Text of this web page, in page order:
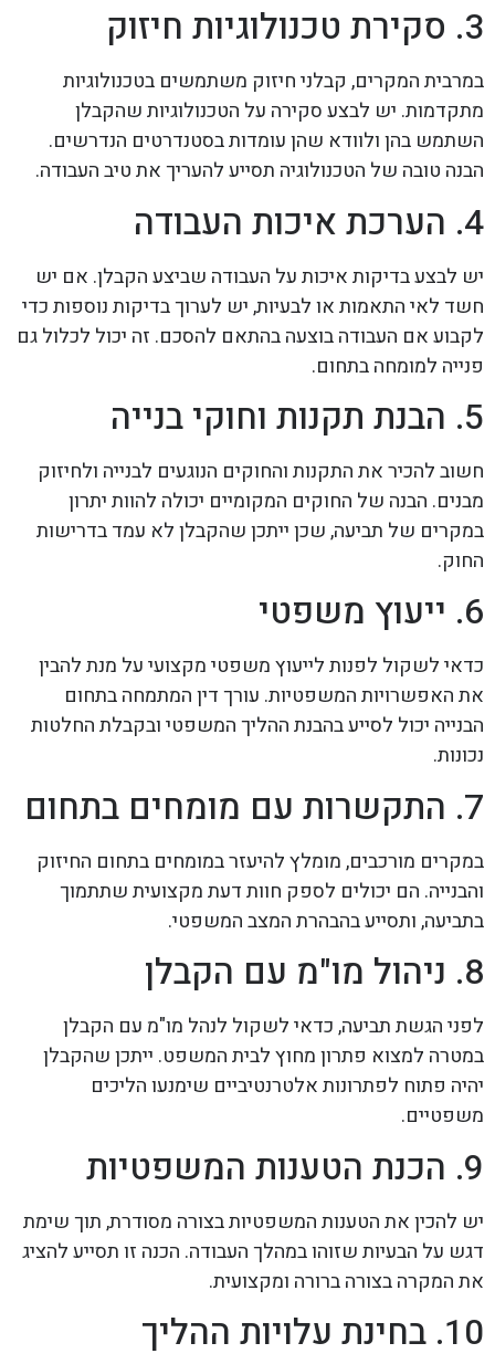
3. סקירת טכנולוגיות חיזוק
במרבית המקרים, קבלני חיזוק משתמשים בטכנולוגיות
מתקדמות. יש לבצע סקירה על הטכנולוגיות שהקבלן
השתמש בהן ולוודא שהן עומדות בסטנדרטים הנדרשים.
הבנה טובה של הטכנולוגיה תסייע להעריך את טיב העבודה.
4. הערכת איכות העבודה
יש לבצע בדיקות איכות על העבודה שביצע הקבלן. אם יש
חשד לאי התאמות או לבעיות, יש לערוך בדיקות נוספות כדי
לקבוע אם העבודה בוצעה בהתאם להסכם. זה יכול לכלול גם
פנייה למומחה בתחום.
5. הבנת תקנות וחוקי בנייה
חשוב להכיר את התקנות והחוקים הנוגעים לבנייה ולחיזוק
מבנים. הבנה של החוקים המקומיים יכולה להוות יתרון
במקרים של תביעה, שכן ייתכן שהקבלן לא עמד בדרישות
החוק.
6. ייעוץ משפטי
כדאי לשקול לפנות לייעוץ משפטי מקצועי על מנת להבין
את האפשרויות המשפטיות. עורך דין המתמחה בתחום
הבנייה יכול לסייע בהבנת ההליך המשפטי ובקבלת החלטות
נכונות.
7. התקשרות עם מומחים בתחום
במקרים מורכבים, מומלץ להיעזר במומחים בתחום החיזוק
והבנייה. הם יכולים לספק חוות דעת מקצועית שתתמוך
בתביעה, ותסייע בהבהרת המצב המשפטי.
8. ניהול מו"מ עם הקבלן
לפני הגשת תביעה, כדאי לשקול לנהל מו"מ עם הקבלן
במטרה למצוא פתרון מחוץ לבית המשפט. ייתכן שהקבלן
יהיה פתוח לפתרונות אלטרנטיביים שימנעו הליכים
משפטיים.
9. הכנת הטענות המשפטיות
יש להכין את הטענות המשפטיות בצורה מסודרת, תוך שימת
דגש על הבעיות שזוהו במהלך העבודה. הכנה זו תסייע להציג
את המקרה בצורה ברורה ומקצועית.
10. בחינת עלויות ההליך